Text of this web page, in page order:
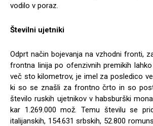
vodilo v poraz.
Številni ujetniki
Odprt način bojevanja na vzhodni fronti,
frontna linija po ofenzivnih premikih
več sto kilometrov, je imel za posledico
ki so se znašli za frontno črto in so
število ruskih ujetnikov v habsburški
kar 1.269.000 mož. Temu številu se
italijanskih, 154.631 srbskih, 52.800